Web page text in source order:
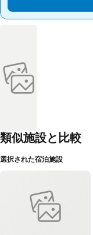
類似施設と比較
選択された宿泊施設